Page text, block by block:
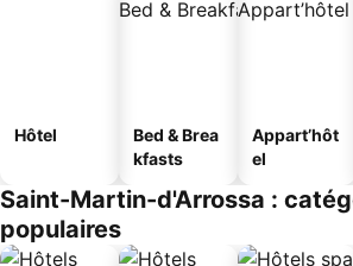
Hôtel
Bed & Brea
kfasts
Appart’hôt
el
Saint-Martin-d'Arrossa :
populaires